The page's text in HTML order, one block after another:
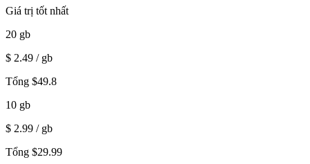
Giá trị tốt nhất
20 gb
$ 2.49 / gb
Tổng $49.8
10 gb
$ 2.99 / gb
Tổng $29.99